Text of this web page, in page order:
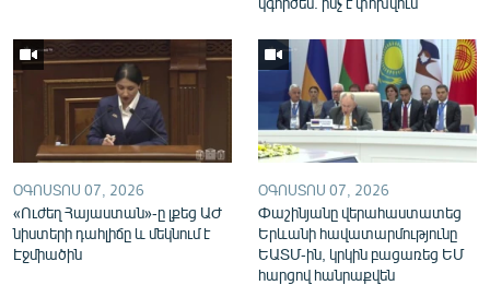
«Ազատության» բոլոր կայքերը
ՕԳՈՍՏՈՍ 07, 2026
«Ուժեղ Հայաստան»-ը լքեց ԱԺ
նիստերի դահլիճը և մեկնում է
Էջմիածին
ՕԳՈՍՏՈՍ 07, 2026
Փաշինյանը վերահաստատեց
Երևանի հավատարմությունը
ԵԱՏՄ-ին, կրկին բացառեց ԵՄ
հարցով հանրաքվեն